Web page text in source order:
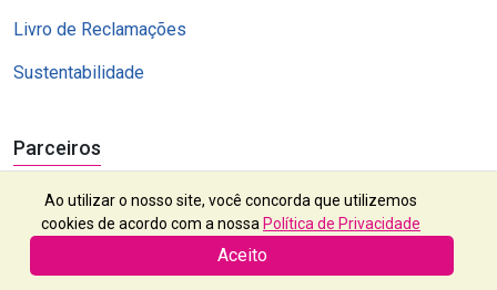
Livro de Reclamações
Sustentabilidade
Parceiros
Ao utilizar o nosso site, você concorda que utilizemos
cookies de acordo com a nossa Política de Privacidade
Aceito